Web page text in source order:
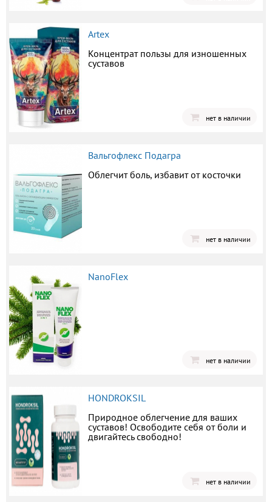
Artex
Концентрат пользы для изношенных
суставов
нет в наличии
Вальгофлекс Подагра
Облегчит боль, избавит от косточки
нет в наличии
NanoFlex
нет в наличии
HONDROKSIL
Природное облегчение для ваших
суставов! Освободите себя от боли и
двигайтесь свободно!
нет в наличии